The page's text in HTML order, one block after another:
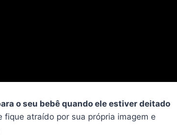
o seu bebê quando ele estiver deitado
fique atraído por sua própria imagem e